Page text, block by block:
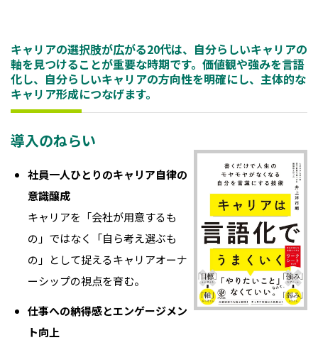
キャリアの選択肢が広がる20代は、自分らしいキャリアの
軸を見つけることが重要な時期です。価値観や強みを言語
化し、自分らしいキャリアの方向性を明確にし、主体的な
キャリア形成につなげます。
導入のねらい
社員一人ひとりのキャリア自律の
意識醸成
キャリアを「会社が用意するも
の」ではなく「自ら考え選ぶも
の」として捉えるキャリアオーナ
ーシップの視点を育む。
仕事への納得感とエンゲージメン
ト向上